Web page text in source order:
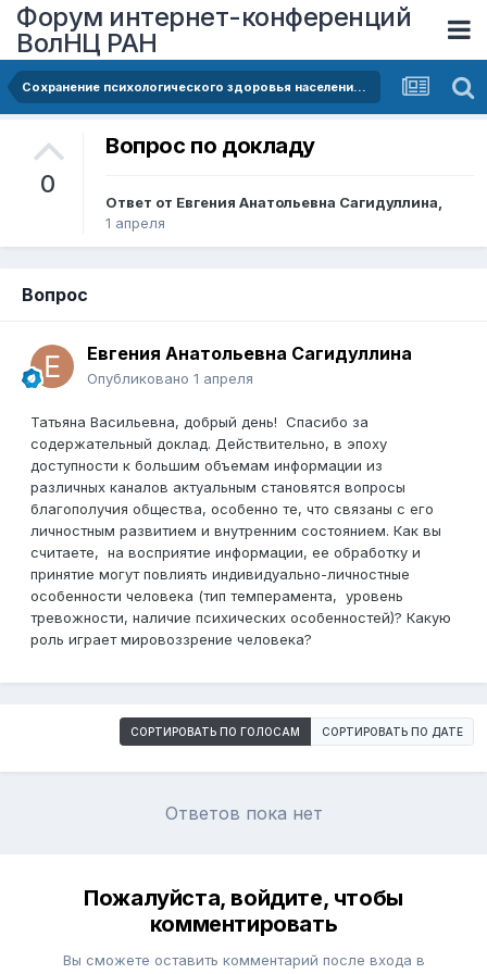
Форум интернет-конференций
ВолНЦ РАН
Сохранение психологического здоровья населения в условиях переизбытка негативной информации
0
Вопрос по докладу
Ответ от Евгения Анатольевна Сагидуллина,
1 апреля
Вопрос
Евгения Анатольевна Сагидуллина
Опубликовано 1 апреля
Татьяна Васильевна, добрый день! Спасибо за
содержательный доклад. Действительно, в эпоху
доступности к большим объемам информации из
различных каналов актуальным становятся вопросы
благополучия общества, особенно те, что связаны с его
личностным развитием и внутренним состоянием. Как вы
считаете, на восприятие информации, ее обработку и
принятие могут повлиять индивидуально-личностные
особенности человека (тип темперамента, уровень
тревожности, наличие психических особенностей)? Какую
роль играет мировоззрение человека?
СОРТИРОВАТЬ ПО ГОЛОСАМ СОРТИРОВАТЬ ПО ДАТЕ
Ответов пока нет
Пожалуйста, войдите, чтобы
комментировать
Вы сможете оставить комментарий после входа в